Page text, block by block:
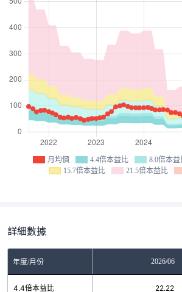
月均價 4.4倍本益比 8.0倍本益
15.7倍本益比
21.5倍本益比
詳細數據
年度/月份 2026/06
4.4倍本益比 22.22